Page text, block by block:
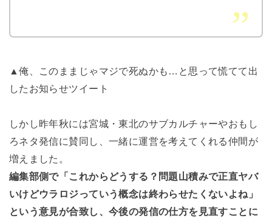
▲俺、このままじゃマジで死ぬかも…と思って慌てて出
したお知らせツイート
しかし昨年秋には宮城・東北のサブカルチャーやおもし
ろネタ発信に賛同し、一緒に運営を考えてくれる仲間が
増えました。
編集部側で「これからどうする？問題山積みで正直ヤバ
いけどウラロジっていう概念は終わらせたくないよね」
という意見が合致し、今後の発信の仕方を見直すことに